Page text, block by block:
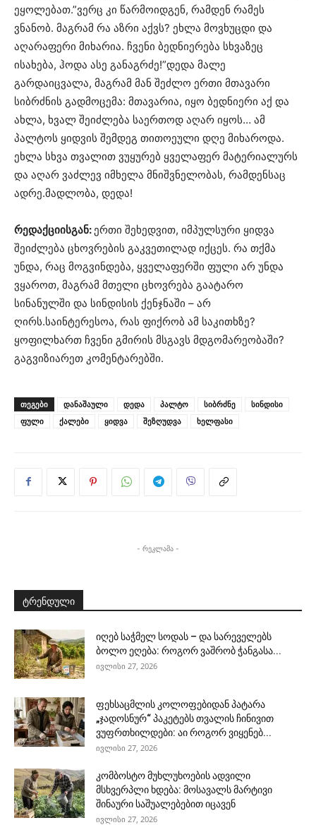
ეყოლებათ.”ვერც კი წარმოიდგენ, რამდენ რამეს
ვნანობ. მაგრამ რა აზრი აქვს? ეხლა მოვხუცდი და
აღარაფერი მიხარია. ჩვენი ბედნიერება სხვაზეც
ისახება, ჰოდა ასე განაგრძე!”დედა მალე
გარდაიცვალა, მაგრამ მან შეძლო ერთი მთავარი
სიბრძნის გადმოცემა: მთავარია, იყო ბედნიერი აქ და
ახლა, ხვალ შეიძლება საერთოდ აღარ იყოს… ამ
პალტოს ყიდვის შემდეგ თითოეული დღე მიხაროდა.
ეხლა სხვა თვალით ვუყურებ ყველაფერ მატერიალურს
და აღარ ვაძლევ იმხელა მნიშვნელობას, რამდენსაც
ადრე.მადლობა, დედა!
რედაქციისგან: ერთი შეხედვით, იმპულსური ყიდვა
შეიძლება ცხოვრების გაკვეთილად იქცეს. რა თქმა
უნდა, რაც მოგვინდება, ყველაფერში ფული არ უნდა
ვყაროთ, მაგრამ მთელი ცხოვრება გაატარო
სინანულში და სინდისის ქენჯნაში – არ
ღირს.საინტერესოა, რას ფიქრობ ამ საკითხზე?
ყოფილხართ ჩვენი გმირის მსგავს მდგომარეობაში?
გაგვიზიარეთ კომენტარებში.
ᲗᲔᲒᲔᲑᲘ დანაშაული დედა პალტო სიბრძნე
სინდისი
ფული
ქალები ყიდვა შეზღუდვა ხელფასი
- რეკლამა -
ტრენდული
იღებ საჭმელ სოდას – და სარეველებს
ბოლო ეღება: როგორ ვაშრობ ჭანგასა...
ივლისი 27, 2026
ფეხსაცმლის კოლოფებიდან პატარა
„ჯადოსნურ“ პაკეტებს თვალის ჩინივით
ვუფრთხილდები: აი როგორ ვიყენებ...
ივლისი 27, 2026
კომბოსტო მუხლუხოების ადვილი
მსხვერპლი ხდება: მოსავალს მარტივი
შინაური საშუალებებით იცავენ
ივლისი 27, 2026